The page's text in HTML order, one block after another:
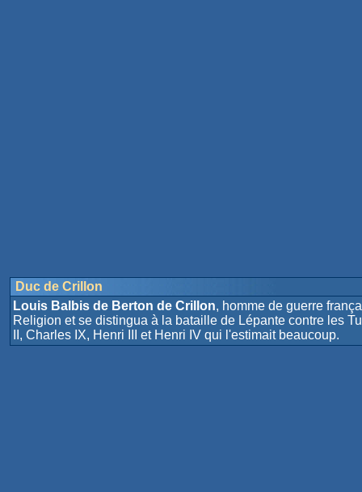
Duc de Crillon
Louis Balbis de Berton de Crillon, homme de guerre
Religion et se distingua à la bataille de Lépante contre les
II, Charles IX, Henri III et Henri IV qui l'estimait beaucoup.